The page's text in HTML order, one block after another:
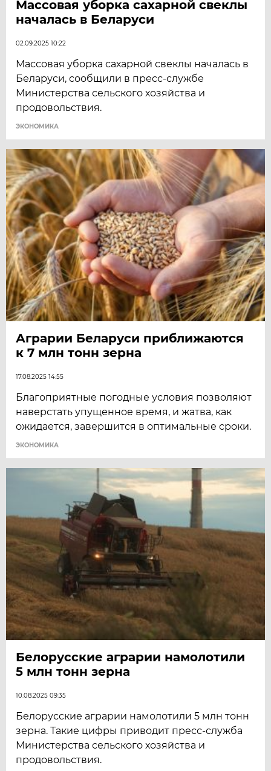
Массовая уборка сахарной свеклы
началась в Беларуси
02.09.2025 10:22
Массовая уборка сахарной свеклы началась в
Беларуси, сообщили в пресс-службе
Министерства сельского хозяйства и
продовольствия.
ЭКОНОМИКА
Аграрии Беларуси приближаются
к 7 млн тонн зерна
17.08.2025 14:55
Благоприятные погодные условия позволяют
наверстать упущенное время, и жатва, как
ожидается, завершится в оптимальные сроки.
ЭКОНОМИКА
Белорусские аграрии намолотили
5 млн тонн зерна
10.08.2025 09:35
Белорусские аграрии намолотили 5 млн тонн
зерна. Такие цифры приводит пресс-служба
Министерства сельского хозяйства и
продовольствия.